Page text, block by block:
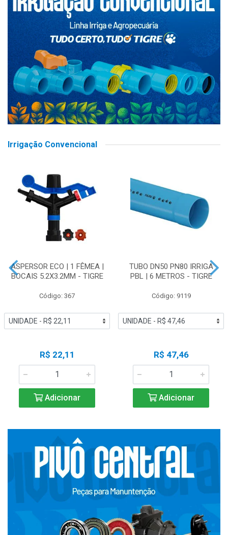
Irrigação Convencional
ASPERSOR ECO | 1 FÊMEA |
BOCAIS 5.2X3.2MM - TIGRE
Código: 367
R$ 22,11
Adicionar
TUBO DN50 PN80 IRRIGA
PBL | 6 METROS - TIGRE
Código: 9119
R$ 47,46
Adicionar